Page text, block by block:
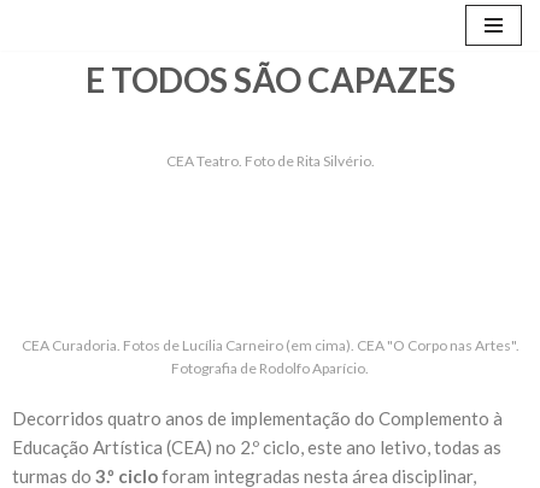
E TODOS SÃO CAPAZES
CEA Teatro. Foto de Rita Silvério.
CEA Curadoria. Fotos de Lucília Carneiro (em cima). CEA "O Corpo nas Artes".
Fotografia de Rodolfo Aparício.
Decorridos quatro anos de implementação do Complemento à
Educação Artística (CEA) no 2.º ciclo, este ano letivo, todas as
turmas do 3.º cicloforam integradas nesta área disciplinar,